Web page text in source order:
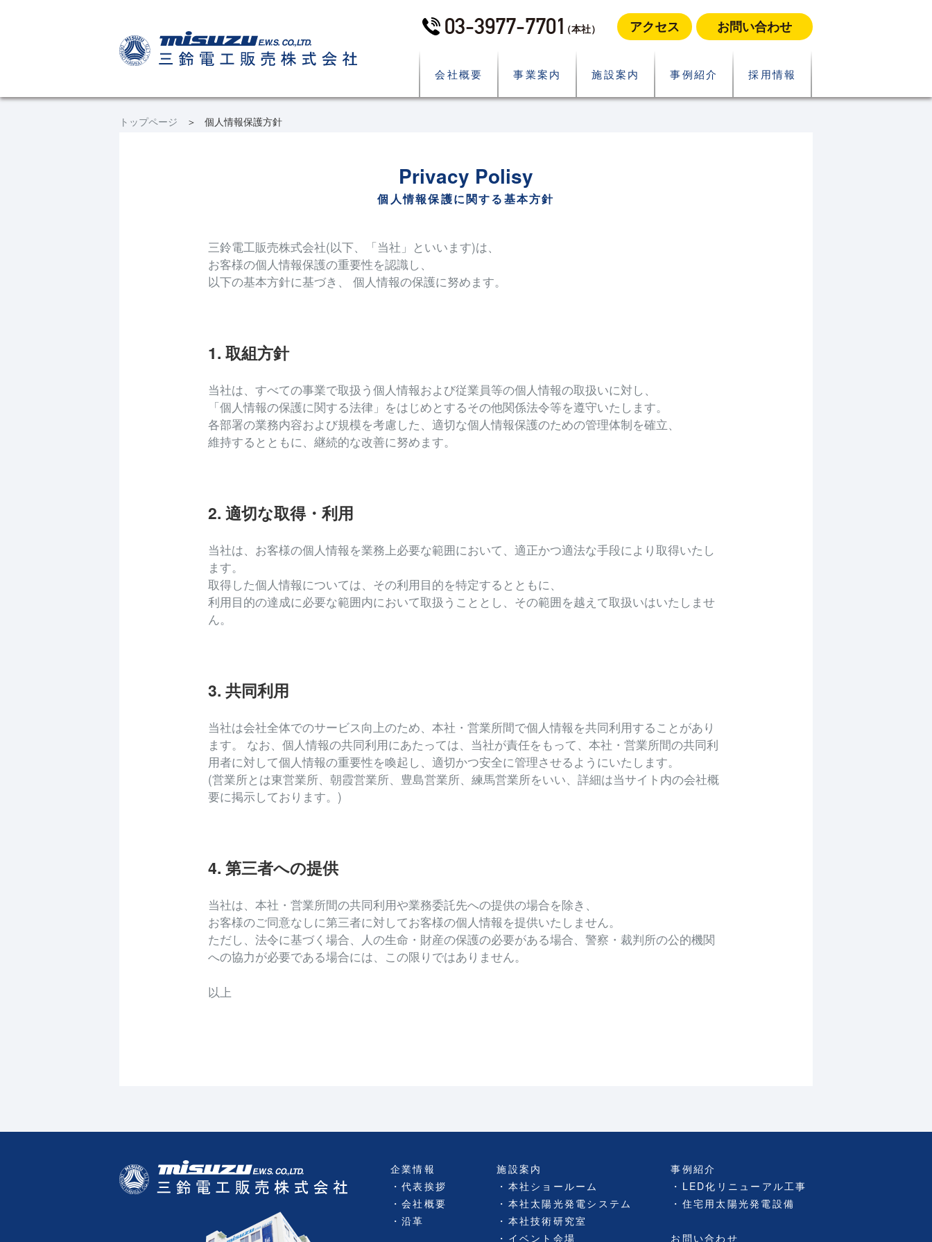
03-3977-7701 （本社） アクセス お問い合わせ
会社概要 事業案内 施設案内 事例紹介 採用情報
トップページ 個人情報保護方針
Privacy Polisy
個人情報保護に関する基本方針
三鈴電工販売株式会社(以下、「当社」といいます)は、
お客様の個人情報保護の重要性を認識し、
以下の基本方針に基づき、 個人情報の保護に努めます。
1. 取組方針
当社は、すべての事業で取扱う個人情報および従業員等の個人情報の取扱いに対し、
「個人情報の保護に関する法律」をはじめとするその他関係法令等を遵守いたします。
各部署の業務内容および規模を考慮した、適切な個人情報保護のための管理体制を確立、
維持するとともに、継続的な改善に努めます。
2. 適切な取得・利用
当社は、お客様の個人情報を業務上必要な範囲において、適正かつ適法な手段により取得いたし
ます。
取得した個人情報については、その利用目的を特定するとともに、
利用目的の達成に必要な範囲内において取扱うこととし、その範囲を越えて取扱いはいたしませ
ん。
3. 共同利用
当社は会社全体でのサービス向上のため、本社・営業所間で個人情報を共同利用することがあり
ます。 なお、個人情報の共同利用にあたっては、当社が責任をもって、本社・営業所間の共同利
用者に対して個人情報の重要性を喚起し、適切かつ安全に管理させるようにいたします。
(営業所とは東営業所、朝霞営業所、豊島営業所、練馬営業所をいい、詳細は当サイト内の会社概
要に掲示しております。)
4. 第三者への提供
当社は、本社・営業所間の共同利用や業務委託先への提供の場合を除き、
お客様のご同意なしに第三者に対してお客様の個人情報を提供いたしません。
ただし、法令に基づく場合、人の生命・財産の保護の必要がある場合、警察・裁判所の公的機関
への協力が必要である場合には、この限りではありません。
以上
企業情報
代表挨拶
会社概要
沿革
施設案内
本社ショールーム
本社太陽光発電システム
本社技術研究室
イベント会場
事例紹介
LED化リニューアル工事
住宅用太陽光発電設備
お問い合わせ